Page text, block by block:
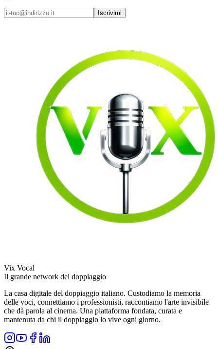
Iscrivimi
Vix Vocal
Il grande network del doppiaggio
La casa digitale del doppiaggio italiano. Custodiamo la memoria
delle voci, connettiamo i professionisti, raccontiamo l'arte invisibile
che dà parola al cinema. Una piattaforma fondata, curata e
mantenuta da chi il doppiaggio lo vive ogni giorno.